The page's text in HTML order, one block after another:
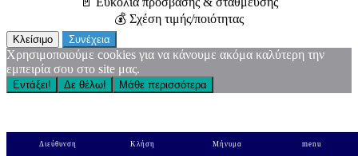
Διεύθυνση Κλήση Μήνυμα menu
💰 Σχέση τιμής/ποιότητας
Κλείσιμο Συνέχεια
Χρησιμοποιούμε cookies για να κάνουμε ακόμα καλύτερη την
εμπειρία σου στο site μας.
Εντάξει! Δε θέλω! Μάθε περισσότερα